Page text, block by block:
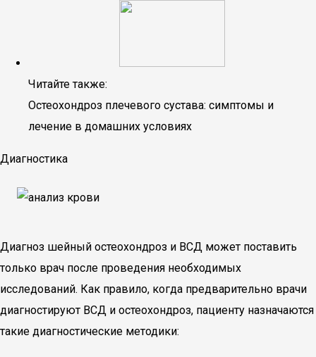
Читайте также:
Остеохондроз плечевого сустава: симптомы и
лечение в домашних условиях
Диагностика
Диагноз шейный остеохондроз и ВСД может поставить
только врач после проведения необходимых
исследований. Как правило, когда предварительно врачи
диагностируют ВСД и остеохондроз, пациенту назначаются
такие диагностические методики: